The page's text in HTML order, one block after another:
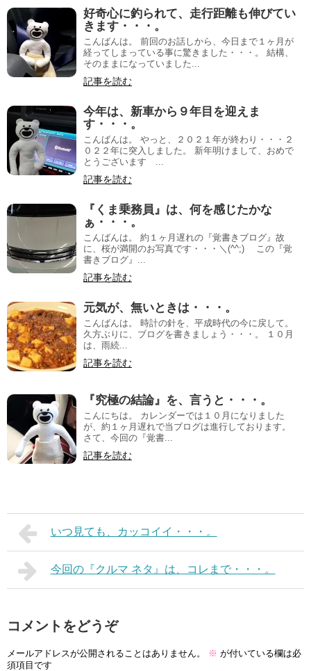
好奇心に釣られて、走行距離も伸びてい
きます・・・。
こんばんは。 前回のお話しから、今日まで１ヶ月が
経ってしまっている事に驚きました・・・。 結構、
そのままになっていました...
記事を読む
今年は、新車から９年目を迎えま
す・・・。
こんばんは。 やっと、２０２１年が終わり・・・２
０２２年に突入しました。 新年明けまして、おめで
とうございます ...
記事を読む
『くま乗務員』は、何を感じたかな
ぁ・・・。
こんばんは。 約１ヶ月遅れの『覚書きブログ』故
に、桜が満開のお写真です・・・＼(^^;)ゞ この『覚
書きブログ』...
記事を読む
元気が、無いときは・・・。
こんばんは。 時計の針を、平成時代の今に戻して。
久方ぶりに、ブログを書きましょう・・・。 １０月
は、雨続...
記事を読む
『究極の結論』を、言うと・・・。
こんにちは。 カレンダーでは１０月になりました
が、約１ヶ月遅れで当ブログは進行しております。
さて、今回の『覚書...
記事を読む
いつ見ても、カッコイイ・・・。
今回の『クルマ ネタ』は、コレまで・・・。
コメントをどうぞ
メールアドレスが公開されることはありません。 ※ が付いている欄は必
須項目です